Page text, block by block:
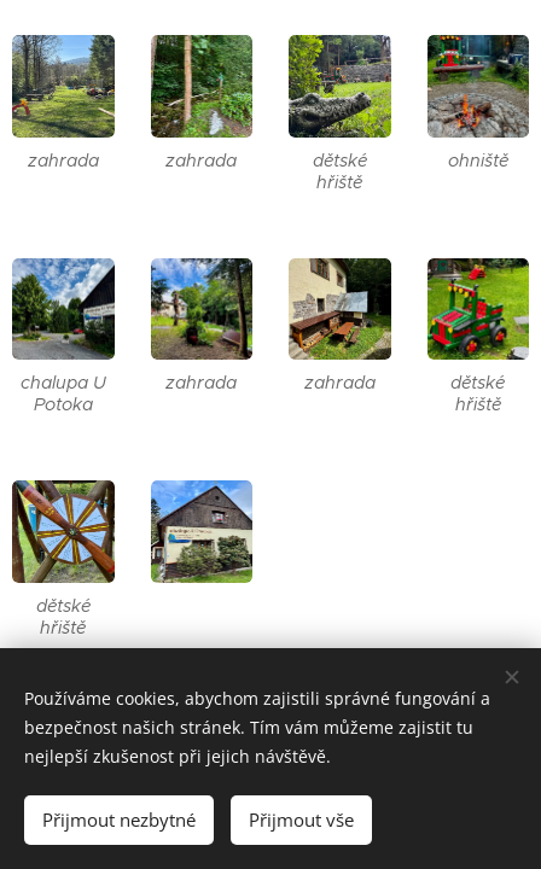
zahrada zahrada
dětské
hřiště
ohniště
chalupa U
Potoka
zahrada zahrada
dětské
hřiště
dětské
hřiště
Chata v zimě
Používáme cookies, abychom zajistili správné fungování a
bezpečnost našich stránek. Tím vám můžeme zajistit tu
nejlepší zkušenost při jejich návštěvě.
Přijmout nezbytné Přijmout vše